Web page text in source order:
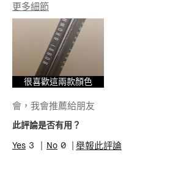
更多細節
肌膚問題
很喜歡這兩款顏色
會，我會推薦給朋友
此評論是否有用？
3 0 舉報此評論